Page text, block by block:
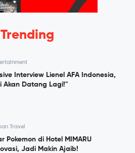
Trending
Interview Lienel AFA Indonesia,
Akan Datang Lagi!"
Travel
Pokemon di Hotel MIMARU
Jadi Makin Ajaib!